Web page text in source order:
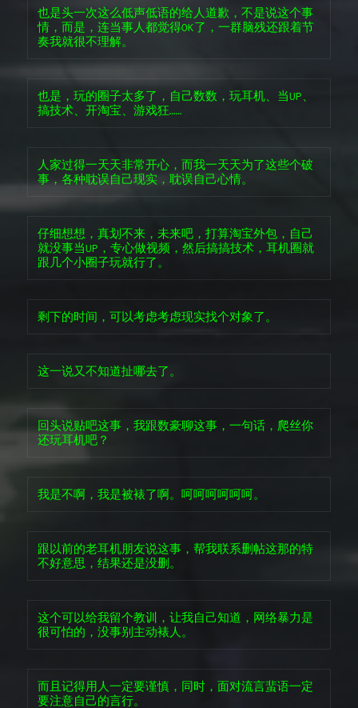
也是头一次这么低声低语的给人道歉，不是说这个事
情，而是，连当事人都觉得OK了，一群脑残还跟着节
奏我就很不理解。
也是，玩的圈子太多了，自己数数，玩耳机、当UP、
搞技术、开淘宝、游戏狂……
人家过得一天天非常开心，而我一天天为了这些个破
事，各种耽误自己现实，耽误自己心情。
仔细想想，真划不来，未来吧，打算淘宝外包，自己
就没事当UP，专心做视频，然后搞搞技术，耳机圈就
跟几个小圈子玩就行了。
剩下的时间，可以考虑考虑现实找个对象了。
这一说又不知道扯哪去了。
回头说贴吧这事，我跟数豪聊这事，一句话，爬丝你
还玩耳机吧？
我是不啊，我是被裱了啊。呵呵呵呵呵呵。
跟以前的老耳机朋友说这事，帮我联系删帖这那的特
不好意思，结果还是没删。
这个可以给我留个教训，让我自己知道，网络暴力是
很可怕的，没事别主动裱人。
而且记得用人一定要谨慎，同时，面对流言蜚语一定
要注意自己的言行。